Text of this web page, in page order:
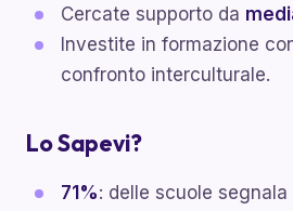
Cercate supporto da
Investite in formazione
confronto interculturale.
Lo Sapevi?
71%: delle scuole